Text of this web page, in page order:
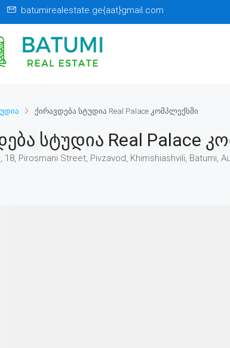
batumirealestate.ge{aat}gmail.com
ქირავდება სტუდია Real Palace კომპლექსში
Სტუდია Real Palace
18, Pirosmani Street, Pivzavod, Khimshiashvili, Batumi,